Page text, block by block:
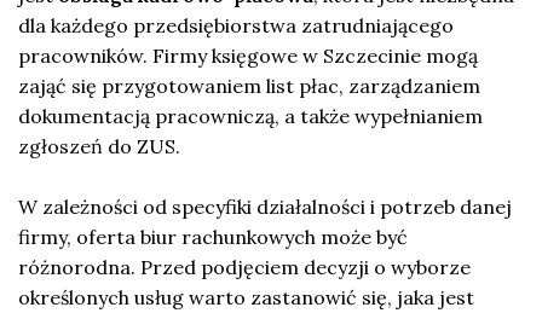
dla każdego przedsiębiorstwa zatrudniającego
pracowników. Firmy księgowe w Szczecinie mogą
zająć się przygotowaniem list płac, zarządzaniem
dokumentacją pracowniczą, a także wypełnianiem
zgłoszeń do ZUS.
W zależności od specyfiki działalności i potrzeb danej
firmy, oferta biur rachunkowych może być
różnorodna. Przed podjęciem decyzji o wyborze
określonych usług warto zastanowić się, jaka jest